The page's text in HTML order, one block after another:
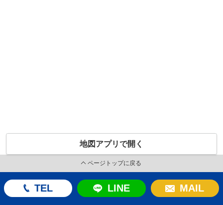
地図アプリで開く
ページトップに戻る
TEL LINE MAIL